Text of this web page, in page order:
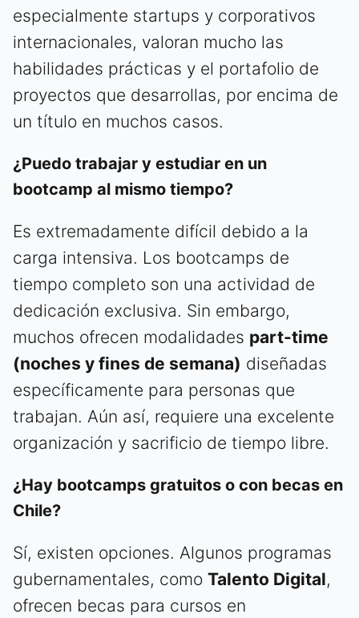
especialmente startups y corporativos
internacionales, valoran mucho las
habilidades prácticas y el portafolio de
proyectos que desarrollas, por encima de
un título en muchos casos.
¿Puedo trabajar y estudiar en un
bootcamp al mismo tiempo?
Es extremadamente difícil debido a la
carga intensiva. Los bootcamps de
tiempo completo son una actividad de
dedicación exclusiva. Sin embargo,
muchos ofrecen modalidades part-time
(noches y fines de semana) diseñadas
específicamente para personas que
trabajan. Aún así, requiere una excelente
organización y sacrificio de tiempo libre.
¿Hay bootcamps gratuitos o con becas en
Chile?
Sí, existen opciones. Algunos programas
gubernamentales, como Talento Digital,
ofrecen becas para cursos en